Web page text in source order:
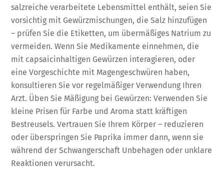
salzreiche verarbeitete Lebensmittel enthält, seien Sie
vorsichtig mit Gewürzmischungen, die Salz hinzufügen
– prüfen Sie die Etiketten, um übermäßiges Natrium zu
vermeiden. Wenn Sie Medikamente einnehmen, die
mit capsaicinhaltigen Gewürzen interagieren, oder
eine Vorgeschichte mit Magengeschwüren haben,
konsultieren Sie vor regelmäßiger Verwendung Ihren
Arzt. Üben Sie Mäßigung bei Gewürzen: Verwenden Sie
kleine Prisen für Farbe und Aroma statt kräftigen
Bestreusels. Vertrauen Sie Ihrem Körper – reduzieren
oder überspringen Sie Paprika immer dann, wenn sie
während der Schwangerschaft Unbehagen oder unklare
Reaktionen verursacht.